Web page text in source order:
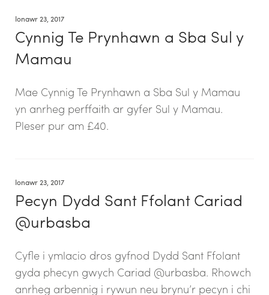
Ionawr 23, 2017
Cynnig Te Prynhawn a Sba Sul y
Mamau
Mae Cynnig Te Prynhawn a Sba Sul y Mamau
yn anrheg perffaith ar gyfer Sul y Mamau.
Pleser pur am £40.
Ionawr 23, 2017
Pecyn Dydd Sant Ffolant Cariad
@urbasba
Cyfle i ymlacio dros gyfnod Dydd Sant Ffolant
gyda phecyn gwych Cariad @urbasba. Rhowch
anrheg arbennig i rywun neu brynu’r pecyn i chi